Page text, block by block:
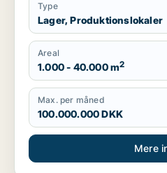
Type
Lager, Produktionslokaler
Areal
1.000 - 40.000 m2
Max. per måned
100.000.000 DKK
Mere